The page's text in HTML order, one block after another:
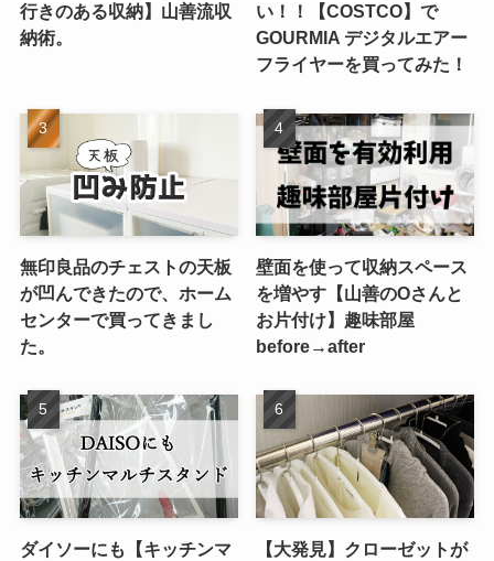
行きのある収納】山善流収
納術。
い！！【COSTCO】で
GOURMIA デジタルエアー
フライヤーを買ってみた！
無印良品のチェストの天板
が凹んできたので、ホーム
センターで買ってきまし
た。
壁面を使って収納スペース
を増やす【山善のOさんと
お片付け】趣味部屋
before→after
ダイソーにも【キッチンマ
【大発見】クローゼットが